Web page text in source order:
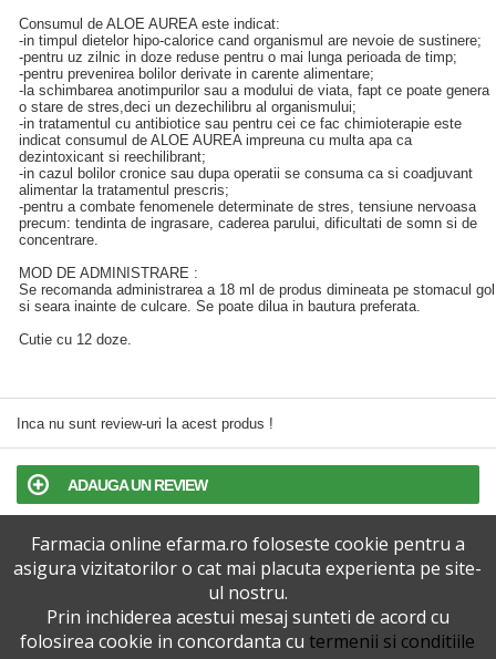
Consumul de ALOE AUREA este indicat:
-in timpul dietelor hipo-calorice cand organismul are nevoie de sustinere;
-pentru uz zilnic in doze reduse pentru o mai lunga perioada de timp;
-pentru prevenirea bolilor derivate in carente alimentare;
-la schimbarea anotimpurilor sau a modului de viata, fapt ce poate genera
o stare de stres,deci un dezechilibru al organismului;
-in tratamentul cu antibiotice sau pentru cei ce fac chimioterapie este
indicat consumul de ALOE AUREA impreuna cu multa apa ca
dezintoxicant si reechilibrant;
-in cazul bolilor cronice sau dupa operatii se consuma ca si coadjuvant
alimentar la tratamentul prescris;
-pentru a combate fenomenele determinate de stres, tensiune nervoasa
precum: tendinta de ingrasare, caderea parului, dificultati de somn si de
concentrare.
MOD DE ADMINISTRARE :
Se recomanda administrarea a 18 ml de produs dimineata pe stomacul gol
si seara inainte de culcare. Se poate dilua in bautura preferata.
Cutie cu 12 doze.
Inca nu sunt review-uri la acest produs !
ADAUGA UN REVIEW
TERMENI SI CONDITII
POLITICA DE CONFIDENTIALITATE
Farmacia online efarma.ro foloseste cookie pentru a
asigura vizitatorilor o cat mai placuta experienta pe site-
ul nostru.
Prin inchiderea acestui mesaj sunteti de acord cu
folosirea cookie in concordanta cu termenii si conditiile